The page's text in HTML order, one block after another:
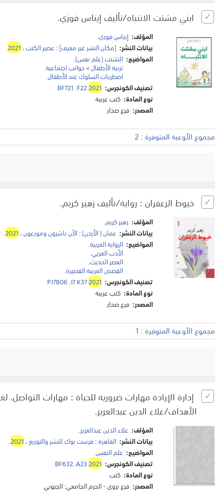
ابني مشتت الانتباه/تأليف إيناس فوزي.
المؤلف: إيناس فوزي.
بيانات النشر: [مكان النشر غير معرف]: عصير الكتب،2021
.
المواضيع: التشتت (علم نفس).
تربية الأطفال>جوانب اجتماعية.
اضطربات السلوك عند الأطفال.
تصنيف الكونجرس:
BF721 .F222021
نوع المادة: كتب عربية
المصدر: فرع صحار
مجموع الأوعية المتوفرة : 2
خيوط الزعفران : رواية/تأليف زهير كريم.
المؤلف: زهير كريم.
بيانات النشر: عمان ( الأردن):الآن ناشرون وموزعون،2021
.
المواضيع: الرواية العربية.
الأدب العربي.
العصر الحديث.
القصص العربية القصيرة.
تصنيف الكونجرس:
PJ7806 .I7 K372021
نوع المادة: كتب عربية
المصدر: فرع صحار
مجموع الأوعية المتوفرة : 1
إدارة الإرادة مهارات ضرورية للحياة : مهارات
الأهداف/علاء الدين عبدالعزيز.
المؤلف: علاء الدين عبدالعزيز.
بيانات النشر: القاهرة:فرست بوك للنشر والتوزيع،2021
.
المواضيع: علم النفس.
تصنيف الكونجرس:
BF632. A232021
نوع المادة: كتب
المصدر: فرع نزوى - الحرم الجامعي: الجنوبي